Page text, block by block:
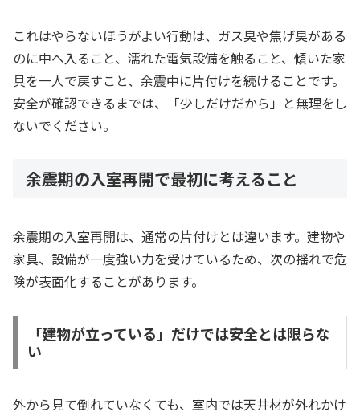
これはやらないほうがよい行動は、ガス臭や焦げ臭がある
のに中へ入ること、濡れた電気設備を触ること、傾いた家
具を一人で戻すこと、余震中に片付けを続けることです。
安全が確認できるまでは、「少しだけだから」と無理をし
ないでください。
余震期の入室再開で最初に考えること
余震期の入室再開は、通常の片付けとは違います。建物や
家具、設備が一度強い力を受けているため、次の揺れで危
険が表面化することがあります。
「建物が立っている」だけでは安全とは限らな
い
外から見て倒れていなくても、室内では天井材が外れかけ